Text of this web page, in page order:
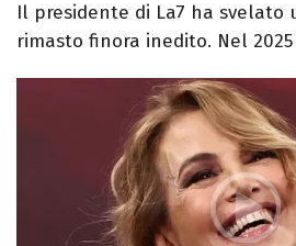
Il presidente di La7 ha svelato
rimasto finora inedito. Nel 2025